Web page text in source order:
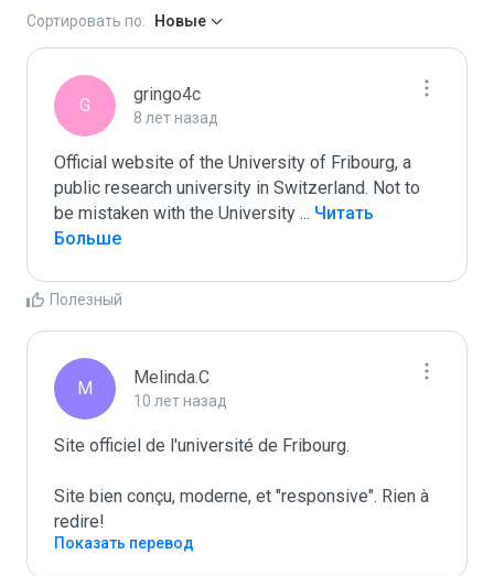
Сортировать по: Новые
G
gringo4c
8 лет назад
Official website of the University of Fribourg, a
public research university in Switzerland. Not to
be mistaken with the University ... Читать
Больше
Полезный
M
Melinda.C
10 лет назад
Site officiel de l'université de Fribourg.
Site bien conçu, moderne, et "responsive". Rien à
redire!
Показать перевод